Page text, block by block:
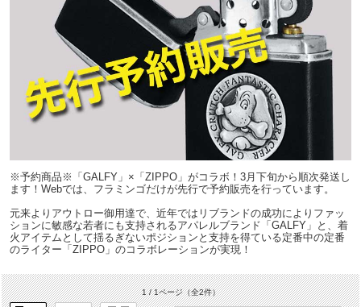
※予約商品※「GALFY」×「ZIPPO」がコラボ！3月下旬から順次発送し
ます！Webでは、フラミンゴだけが先行で予約販売を行っています。
元来よりアウトロー御用達で、近年ではリブランドの成功によりファッ
ションに敏感な若者にも支持されるアパレルブランド「GALFY」と、着
火アイテムとして揺るぎないポジションと支持を得ている定番中の定番
のライター「ZIPPO」のコラボレーションが実現！
1 / 1ページ（全2件）